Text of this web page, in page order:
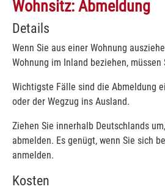
Wohnsitz: Abmeldung
Details
Wenn Sie aus einer Wohnung
Wohnung im Inland beziehen, müssen
Wichtigste Fälle sind die Abmeldung
oder der Wegzug ins Ausland.
Ziehen Sie innerhalb Deutschlands
abmelden. Es genügt, wenn Sie sich
anmelden.
Kosten